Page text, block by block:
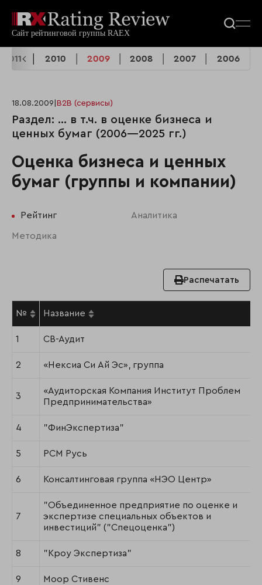
2011 2010 2009 2008 2007 2006
18.08.2009 B2B (сервисы)
Раздел: ... в т.ч. в оценке бизнеса и
ценных бумаг (2006—2025 гг.)
Оценка бизнеса и ценных
бумаг (группы и компании)
Рейтинг Аналитика
Методика
Распечатать
№ Название
1 СВ-Аудит
2 «Нексиа Си Ай Эс», группа
3
«Аудиторская Компания Институт Проблем
Предпринимательства»
4 "ФинЭкспертиза"
5 РСМ Русь
6 Консалтинговая группа «НЭО Центр»
7
"Объединенное предприятие по оценке и
экспертизе специальных объектов и
инвестиций" ("Спецоценка")
8 "Кроу Экспертиза"
9 Моор Стивенс